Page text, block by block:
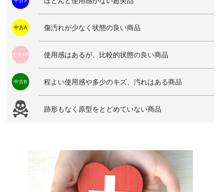
中古A 傷汚れが少なく状態の良い商品
中古AB 使用感はあるが、比較的状態の良い商品
中古B 程よい使用感や多少のキズ、汚れはある商品
跡形もなく原型をとどめていない商品